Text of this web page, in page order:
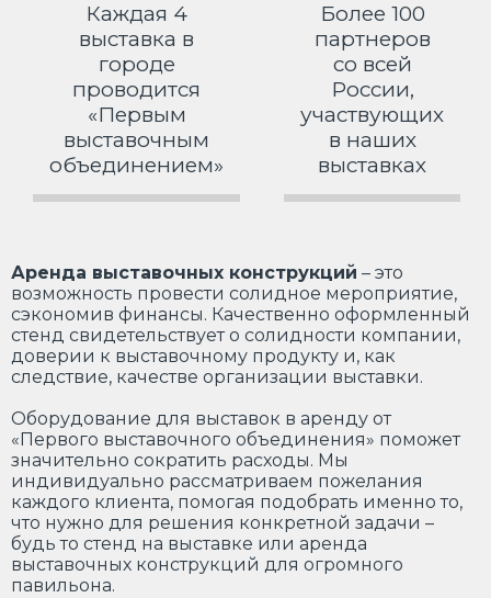
Каждая 4
выставка в
городе
проводится
«Первым
выставочным
объединением»
Более 100
партнеров
со всей
России,
участвующих
в наших
выставках
Аренда выставочных конструкций – это
возможность провести солидное мероприятие,
сэкономив финансы. Качественно оформленный
стенд свидетельствует о солидности компании,
доверии к выставочному продукту и, как
следствие, качестве организации выставки.
Оборудование для выставок в аренду от
«Первого выставочного объединения» поможет
значительно сократить расходы. Мы
индивидуально рассматриваем пожелания
каждого клиента, помогая подобрать именно то,
что нужно для решения конкретной задачи –
будь то стенд на выставке или аренда
выставочных конструкций для огромного
павильона.